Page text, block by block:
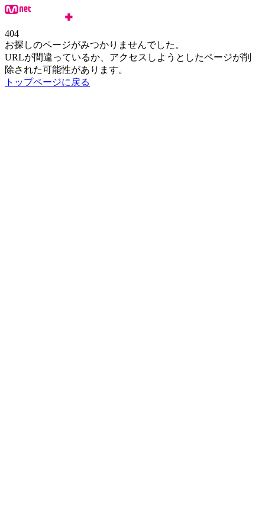
404
お探しのページがみつかりませんでした。
URLが間違っているか、アクセスしようとしたページが削
除された可能性があります。
トップページに戻る